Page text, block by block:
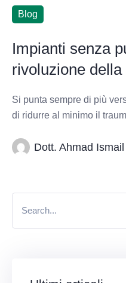
Blog
Impianti senza
rivoluzione
Si punta sempre di più
di ridurre al minimo il
Dott. Ahmad Ismail